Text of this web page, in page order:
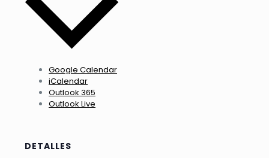
Google Calendar
iCalendar
Outlook 365
Outlook Live
DETALLES